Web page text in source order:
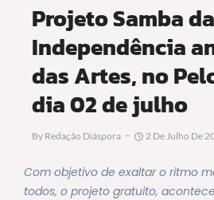
Projeto Samba da
Independência
das Artes, no
dia 02 de julho
By Redação Diáspora 2 De Julho De
Com objetivo de exaltar o ritmo
todos, o projeto gratuito,